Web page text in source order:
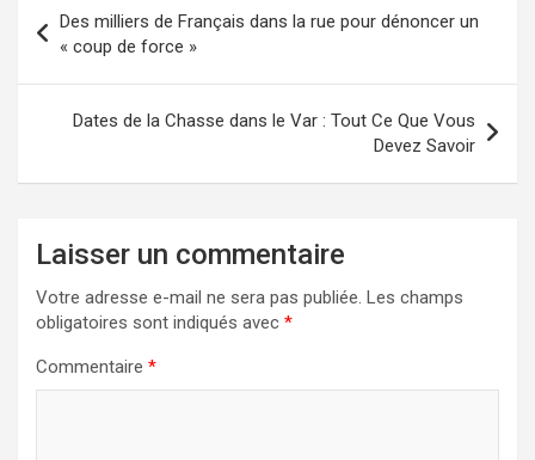
de
l’article
Des milliers de Français dans la rue pour dénoncer un
« coup de force »
Dates de la Chasse dans le Var : Tout Ce Que Vous
Devez Savoir
Laisser un commentaire
Votre adresse e-mail ne sera pas publiée. Les champs
obligatoires sont indiqués avec *
Commentaire *